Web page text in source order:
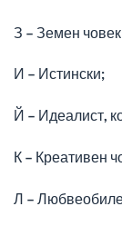
З – Земен
И – Истински;
Й – Идеалист,
К – Креативен
Л –